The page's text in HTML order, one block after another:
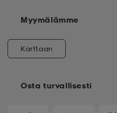
Osta turvallisesti
Myymälämme
Karttaan